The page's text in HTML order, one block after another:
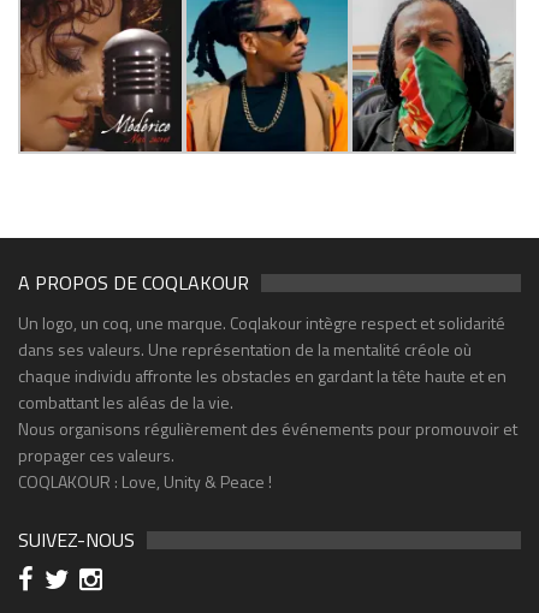
A PROPOS DE COQLAKOUR
Un logo, un coq, une marque. Coqlakour intègre respect et solidarité
dans ses valeurs. Une représentation de la mentalité créole où
chaque individu affronte les obstacles en gardant la tête haute et en
combattant les aléas de la vie.
Nous organisons régulièrement des événements pour promouvoir et
propager ces valeurs.
COQLAKOUR : Love, Unity & Peace !
SUIVEZ-NOUS